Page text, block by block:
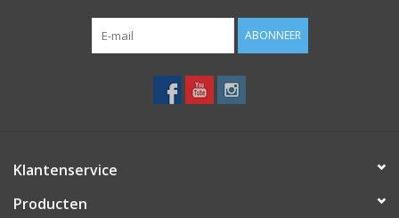
ABONNEER
Klantenservice
Producten